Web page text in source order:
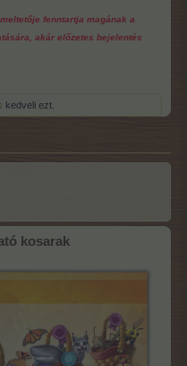
fenntartja magának a
akár előzetes bejelentés
kedveli ezt.
kosarak